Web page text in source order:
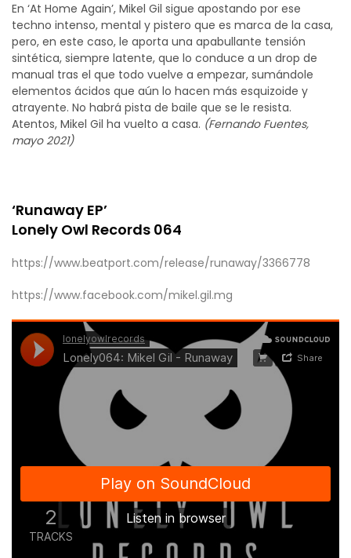
En ‘At Home Again’, Mikel Gil sigue apostando por ese
techno intenso, mental y pistero que es marca de la casa,
pero, en este caso, le aporta una apabullante tensión
sintética, siempre latente, que lo conduce a un drop de
manual tras el que todo vuelve a empezar, sumándole
elementos ácidos que aún lo hacen más esquizoide y
atrayente. No habrá pista de baile que se le resista.
Atentos, Mikel Gil ha vuelto a casa. (Fernando Fuentes,
mayo 2021)
‘Runaway EP’
Lonely Owl Records 064
https://www.beatport.com/release/runaway/3366778
https://www.facebook.com/mikel.gil.mg